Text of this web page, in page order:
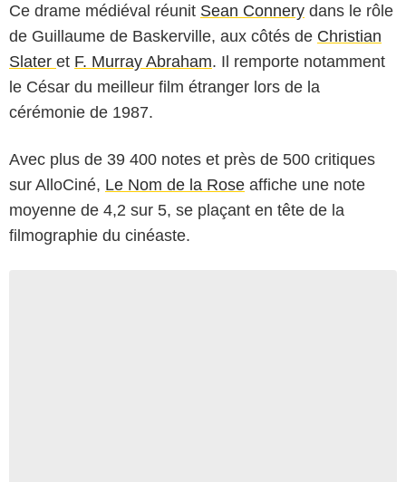
Ce drame médiéval réunit Sean Connery dans le rôle
de Guillaume de Baskerville, aux côtés de Christian
Slater et F. Murray Abraham. Il remporte notamment
le César du meilleur film étranger lors de la
cérémonie de 1987.
Avec plus de 39 400 notes et près de 500 critiques
sur AlloCiné, Le Nom de la Rose affiche une note
moyenne de 4,2 sur 5, se plaçant en tête de la
filmographie du cinéaste.